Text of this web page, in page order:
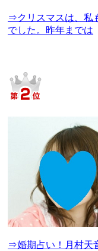
⇒クリスマスは、私
でした。昨年までは
⇒婚期占い！月村天